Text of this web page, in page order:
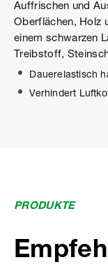
Auffrischen und
Oberflächen, Holz
einem schwarzen
Treibstoff,
Dauerelastisch
Verhindert
PRODUKTE